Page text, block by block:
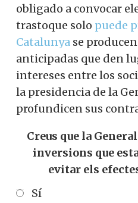
obligado a convocar
trastoque solo puede
Catalunya se
anticipadas que den
intereses entre los
la presidencia de la
profundicen sus
Creus que la
inversions que
evitar els
Sí